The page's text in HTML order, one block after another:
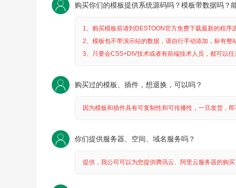
购买你们的模板提供系统源码吗？模板带数据吗？
1、购买模板前请到DESTOON官方免费下载最新的程序
2、模板包不带演示站的数据，请自行手动添加，标有整
3、只要会CSS+DIV技术或者有前端技术人员，都可以任
购买过的模板、插件，想退换，可以吗？
因为模板和插件具有可复制性和可传播性，一旦发货，
你们提供服务器、空间、域名服务吗？
提供，我公司可以为您提供腾讯云、阿里云服务器的购